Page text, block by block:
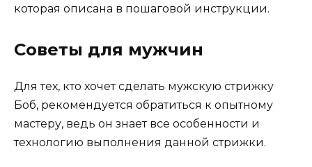
которая описана в пошаговой инструкции.
Советы для мужчин
Для тех, кто хочет сделать мужскую стрижку
Боб, рекомендуется обратиться к опытному
мастеру, ведь он знает все особенности и
технологию выполнения данной стрижки.